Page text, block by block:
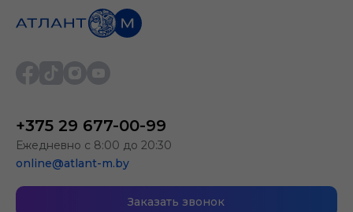
+375 29 677-00-99
Ежедневно с 8:00 до 20:30
online@atlant-m.by
Заказать звонок